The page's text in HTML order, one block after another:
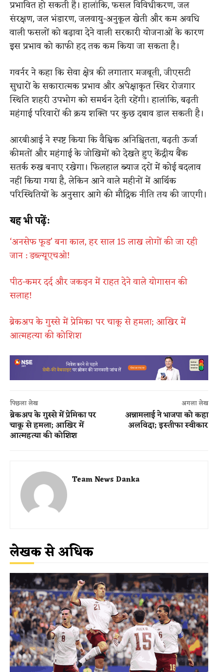
प्रभावित हो सकती है। हालांकि, फसल विविधीकरण, जल
संरक्षण, जल भंडारण, जलवायु-अनुकूल खेती और कम अवधि
वाली फसलों को बढ़ावा देने वाली सरकारी योजनाओं के कारण
इस प्रभाव को काफी हद तक कम किया जा सकता है।
गवर्नर ने कहा कि सेवा क्षेत्र की लगातार मजबूती, जीएसटी
सुधारों के सकारात्मक प्रभाव और अपेक्षाकृत स्थिर रोजगार
स्थिति शहरी उपभोग को समर्थन देती रहेंगी। हालांकि, बढ़ती
महंगाई परिवारों की क्रय शक्ति पर कुछ दबाव डाल सकती है।
आरबीआई ने स्पष्ट किया कि वैश्विक अनिश्चितता, बढ़ती ऊर्जा
कीमतों और महंगाई के जोखिमों को देखते हुए केंद्रीय बैंक
सतर्क रुख बनाए रखेगा। फिलहाल ब्याज दरों में कोई बदलाव
नहीं किया गया है, लेकिन आने वाले महीनों में आर्थिक
परिस्थितियों के अनुसार आगे की मौद्रिक नीति तय की जाएगी।
यह भी पढ़ें:
‘अनसेफ फूड’ बना काल, हर साल 15 लाख लोगों की जा रही
जान : डब्ल्यूएचओ!
पीठ-कमर दर्द और जकड़न में राहत देने वाले योगासन की
सलाह!
ब्रेकअप के गुस्से में प्रेमिका पर चाकू से हमला; आखिर में
आत्महत्या की कोशिश
पिछला लेख
ब्रेकअप के गुस्से में प्रेमिका पर
चाकू से हमला; आखिर में
आत्महत्या की कोशिश
अगला लेख
अन्नामलाई ने भाजपा को कहा
अलविदा; इस्तीफा स्वीकार
Team News Danka
लेखक से अधिक